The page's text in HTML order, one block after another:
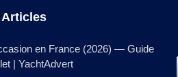
Articles
en France (2026) — Guide
| YachtAdvert